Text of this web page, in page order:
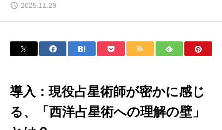
2025.11.29
導入：現役占星術師が密かに感じ
る、「西洋占星術への理解の壁」